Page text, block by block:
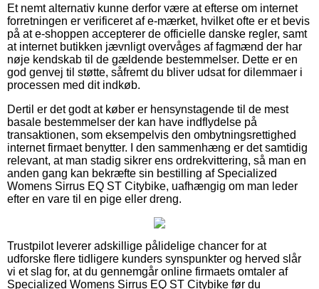
Et nemt alternativ kunne derfor være at efterse om internet
forretningen er verificeret af e-mærket, hvilket ofte er et bevis
på at e-shoppen accepterer de officielle danske regler, samt
at internet butikken jævnligt overvåges af fagmænd der har
nøje kendskab til de gældende bestemmelser. Dette er en
god genvej til støtte, såfremt du bliver udsat for dilemmaer i
processen med dit indkøb.
Dertil er det godt at køber er hensynstagende til de mest
basale bestemmelser der kan have indflydelse på
transaktionen, som eksempelvis den ombytningsrettighed
internet firmaet benytter. I den sammenhæng er det samtidig
relevant, at man stadig sikrer ens ordrekvittering, så man en
anden gang kan bekræfte sin bestilling af Specialized
Womens Sirrus EQ ST Citybike, uafhængig om man leder
efter en vare til en pige eller dreng.
Trustpilot leverer adskillige pålidelige chancer for at
udforske flere tidligere kunders synspunkter og herved slår
vi et slag for, at du gennemgår online firmaets omtaler af
Specialized Womens Sirrus EQ ST Citybike før du